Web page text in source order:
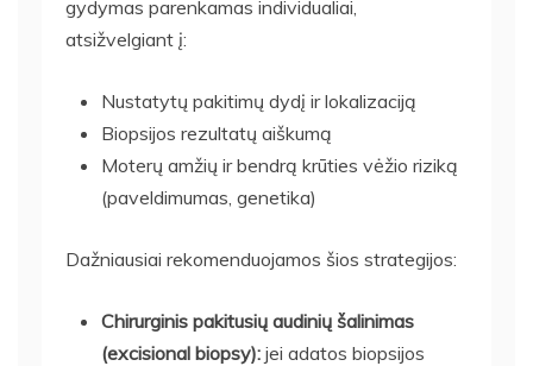
gydymas parenkamas individualiai,
atsižvelgiant į:
Nustatytų pakitimų dydį ir lokalizaciją
Biopsijos rezultatų aiškumą
Moterų amžių ir bendrą krūties vėžio riziką
(paveldimumas, genetika)
Dažniausiai rekomenduojamos šios strategijos:
Chirurginis pakitusių audinių šalinimas
(excisional biopsy): jei adatos biopsijos